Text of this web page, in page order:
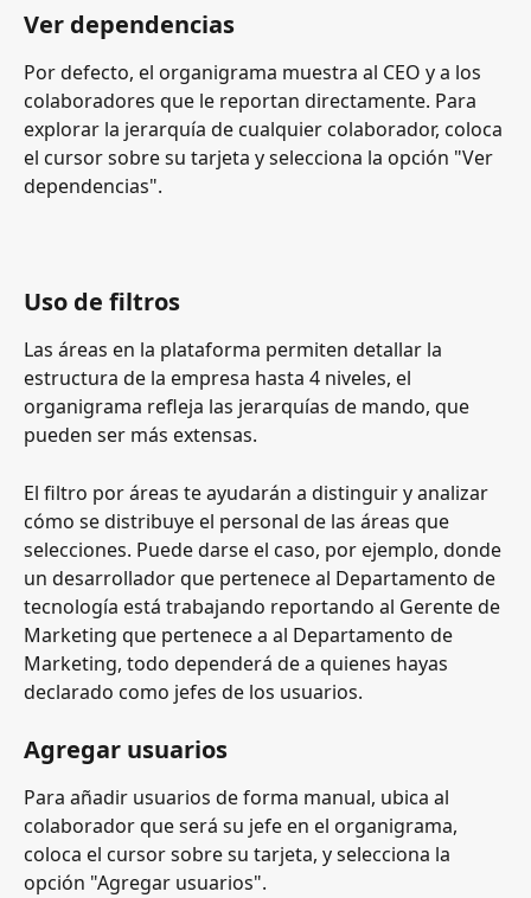
Ver dependencias
Por defecto, el organigrama muestra al CEO y a los
colaboradores que le reportan directamente. Para
explorar la jerarquía de cualquier colaborador, coloca
el cursor sobre su tarjeta y selecciona la opción "Ver
dependencias".
Uso de filtros
Las áreas en la plataforma permiten detallar la
estructura de la empresa hasta 4 niveles, el
organigrama refleja las jerarquías de mando, que
pueden ser más extensas.
El filtro por áreas te ayudarán a distinguir y analizar
cómo se distribuye el personal de las áreas que
selecciones. Puede darse el caso, por ejemplo, donde
un desarrollador que pertenece al Departamento de
tecnología está trabajando reportando al Gerente de
Marketing que pertenece a al Departamento de
Marketing, todo dependerá de a quienes hayas
declarado como jefes de los usuarios.
Agregar usuarios
Para añadir usuarios de forma manual, ubica al
colaborador que será su jefe en el organigrama,
coloca el cursor sobre su tarjeta, y selecciona la
opción "Agregar usuarios".